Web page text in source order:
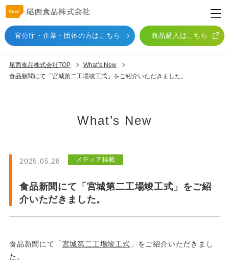
官公庁・企業・団体の方はこちら 商品購入はこちら
尾西食品株式会社TOP
What’s New
食品新聞にて「宮城第二工場竣工式」をご紹介いただきました。
What’s New
2025.05.28 メディア掲載
食品新聞にて「宮城第二工場竣工式」をご紹
介いただきました。
食品新聞にて「宮城第二工場竣工式 」をご紹介いただきまし
た。